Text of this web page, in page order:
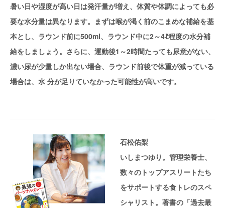
暑い日や湿度が高い日は発汗量が増え、体質や体調によっても必
要な水分量は異なります。まずは喉が渇く前のこまめな補給を基
本とし、ラウンド前に500ml、ラウンド中に2～4ℓ程度の水分補
給をしましょう。さらに、運動後1～2時間たっても尿意がない、
濃い尿が少量しか出ない場合、ラウンド前後で体重が減っている
場合は、水 分が足りていなかった可能性が高いです。
石松佑梨
いしまつゆり。管理栄養士、
数々のトップアスリートたち
をサポートする食トレのスペ
シャリスト。著書の「過去最